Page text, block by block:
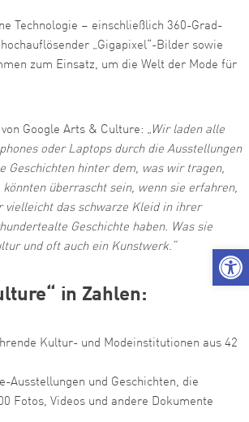
Technologie – einschließlich 360-Grad-
„Gigapixel“-Bilder sowie
zum Einsatz, um die Welt der Mode für
Google Arts & Culture: „Wir laden alle
oder Laptops durch die Ausstellungen
Geschichten hinter dem, was wir tragen,
könnten überrascht sein, wenn sie erfahren,
vielleicht das schwarze Kleid in ihrer
Geschichte haben. Was sie
und oft auch ein Kunstwerk.“
in Zahlen:
Kultur- und Modeinstitutionen aus 42
Ausstellungen und Geschichten, die
Fotos, Videos und andere Dokumente